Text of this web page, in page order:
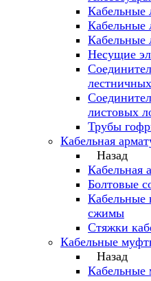
Кабельные
Кабельные
Кабельные
Несущие
листовых
Трубы
Кабельная
Назад
Кабельная
Болтовые
Кабельные
сжимы
Стяжки
Кабельные
Назад
Кабельные